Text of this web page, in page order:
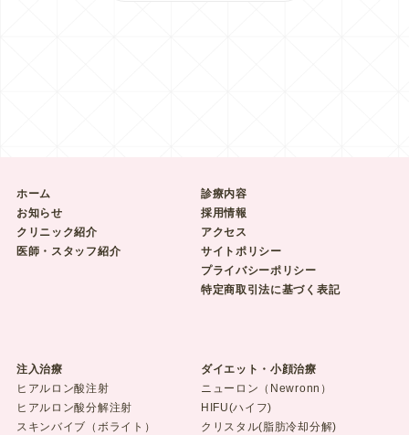
ホーム
お知らせ
クリニック紹介
医師・スタッフ紹介
診療内容
採用情報
アクセス
サイトポリシー
プライバシーポリシー
特定商取引法に基づく表記
注入治療
ヒアルロン酸注射
ヒアルロン酸分解注射
スキンバイブ（ボライト）
ダイエット・小顔治療
ニューロン（Newronn）
HIFU(ハイフ)
クリスタル(脂肪冷却分解)